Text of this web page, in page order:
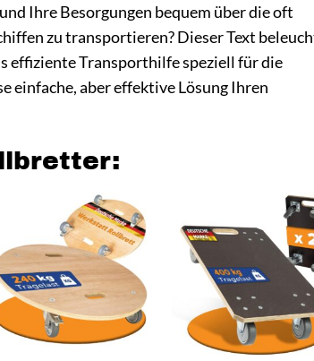
Ihre Besorgungen bequem über die oft
zu transportieren? Dieser Text
effiziente Transporthilfe speziell für die
einfache, aber effektive Lösung Ihren